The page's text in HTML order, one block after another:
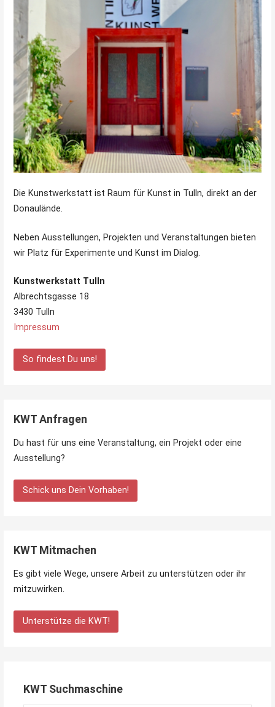
Die Kunstwerkstatt ist Raum für Kunst in Tulln, direkt an der
Donaulände.
Neben Ausstellungen, Projekten und Veranstaltungen bieten
wir Platz für Experimente und Kunst im Dialog.
Kunstwerkstatt Tulln
Albrechtsgasse 18
3430 Tulln
Impressum
So findest Du uns!
KWT Anfragen
Du hast für uns eine Veranstaltung, ein Projekt oder eine
Ausstellung?
Schick uns Dein Vorhaben!
KWT Mitmachen
Es gibt viele Wege, unsere Arbeit zu unterstützen oder ihr
mitzuwirken.
Unterstütze die KWT!
KWT Suchmaschine